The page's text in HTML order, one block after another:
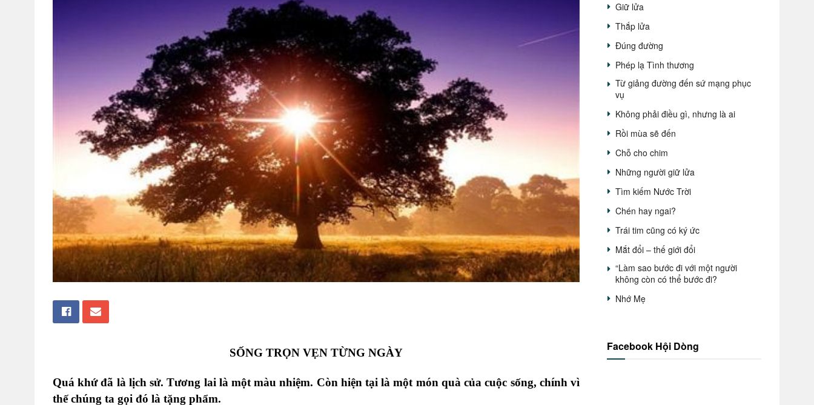
SỐNG TRỌN VẸN TỪNG NGÀY
Quá khứ đã là lịch sử. Tương lai là một màu nhiệm. Còn hiện tại là một món quà của cuộc sống, chính vì
thế chúng ta gọi đó là tặng phẩm.
Giữ lửa
Thắp lửa
Đúng đường
Phép lạ Tình thương
Từ giảng đường đến sứ mạng phục
vụ
Không phải điều gì, nhưng là ai
Rồi mùa sẽ đến
Chỗ cho chim
Những người giữ lửa
Tìm kiếm Nước Trời
Chén hay ngai?
Trái tim cũng có ký ức
Mắt đổi – thế giới đổi
“Làm sao bước đi với một người
không còn có thể bước đi?
Nhớ Mẹ
Facebook Hội Dòng